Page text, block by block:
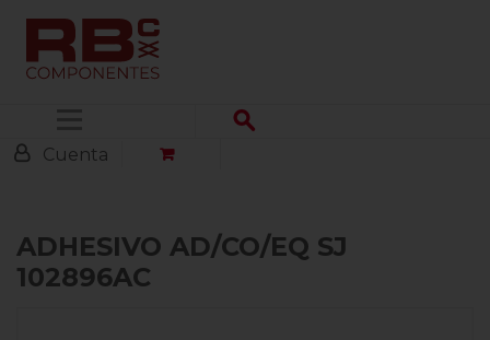
Cuenta
ADHESIVO AD/CO/EQ SJ
102896AC